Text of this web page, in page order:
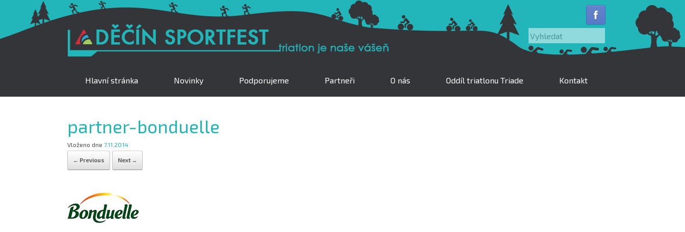
Vyhledat
Hlavní stránka Novinky Podporujeme Partneři O nás Oddíl triatlonu Triade Kontakt
partner-bonduelle
Vloženo dne 7.11.2014
← Previous Next →